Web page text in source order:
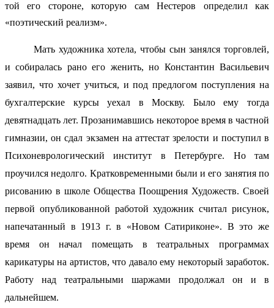
той его стороне, которую сам Нестеров определил как
«поэтический реализм».
Мать художника хотела, чтобы сын занялся торговлей,
и собиралась рано его женить, но Константин Васильевич
заявил, что хочет учиться, и под предлогом поступления на
бухгалтерские курсы уехал в Москву. Было ему тогда
девятнадцать лет. Прозанимавшись некоторое время в частной
гимназии, он сдал экзамен на аттестат зрелости и поступил в
Психоневрологический институт в Петербурге. Но там
проучился недолго. Кратковременными были и его занятия по
рисованию в школе Общества Поощрения Художеств. Своей
первой опубликованной работой художник считал рисунок,
напечатанный в 1913 г. в «Новом Сатириконе». В это же
время он начал помещать в театральных программах
карикатуры на артистов, что давало ему некоторый заработок.
Работу над театральными шаржами продолжал он и в
дальнейшем.